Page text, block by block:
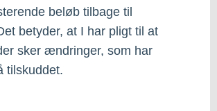
beløb tilbage til
betyder, at I har pligt til at
sker ændringer, som har
tilskuddet.